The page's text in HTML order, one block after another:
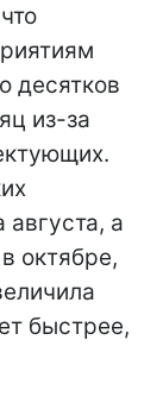
десятков
из-за
а
октябре,
быстрее,